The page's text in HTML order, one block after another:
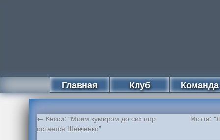
Главная Клуб Команда
← Кесси: “Моим кумиром до сих пор
остается Шевченко”
Мотта: